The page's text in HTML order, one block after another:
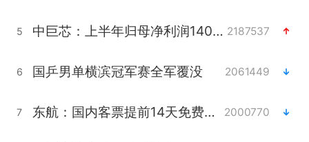
5 中巨芯：上半年归母净利润1405.77万元 2187537
6 国乒男单横滨冠军赛全军覆没 2061449
7 东航：国内客票提前14天免费退改 2000770